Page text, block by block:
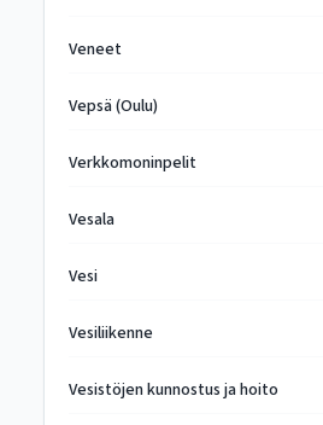
Veneet
Vepsä (Oulu)
Verkkomoninpelit
Vesala
Vesi
Vesiliikenne
Vesistöjen kunnostus ja hoito